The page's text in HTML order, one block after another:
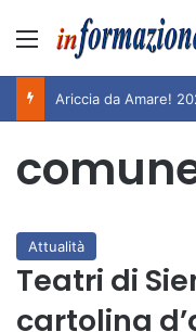
Menu
Attualità
Teatri di
cartolina